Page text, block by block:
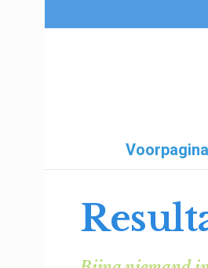
Voorpagina